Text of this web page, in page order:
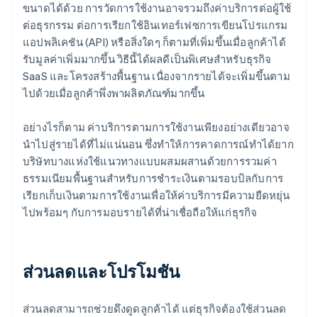
ขนาดได้ด้วย การวัดการใช้งานอาจรวมถึงค่าบริการต่อผู้ใช้
ต่อธุรกรรม ต่อการเรียกใช้อินเทอร์เฟซการเขียนโปรแกรม
แอปพลิเคชัน (API) หรือสิ่งใดๆ ก็ตามที่เพิ่มขึ้นเมื่อลูกค้าได้
รับมูลค่าเพิ่มมากขึ้น วิธีนี้ได้ผลดีเป็นพิเศษสำหรับธุรกิจ
SaaS และโครงสร้างพื้นฐาน เนื่องจากรายได้จะเพิ่มขึ้นตาม
ไปด้วยเมื่อลูกค้าพึ่งพาผลิตภัณฑ์มากขึ้น
อย่างไรก็ตาม ค่าบริการตามการใช้งานเพียงอย่างเดียวอาจ
นำไปสู่รายได้ที่ไม่แน่นอน ซึ่งทำให้การคาดการณ์ทำได้ยาก
บริษัทบางแห่งใช้แนวทางแบบผสมผสานด้วยการรวมค่า
ธรรมเนียมพื้นฐานสําหรับการชําระเงินตามรอบบิลกับการ
เรียกเก็บเงินตามการใช้งานเพื่อให้ค่าบริการมีความยืดหยุ่น
ไปพร้อมๆ กับการมอบรายได้ที่น่าเชื่อถือให้แก่ธุรกิจ
ส่วนลดและโปรโมชัน
ส่วนลดสามารถช่วยดึงดูดลูกค้าได้ แต่ธุรกิจต้องใช้ส่วนลด